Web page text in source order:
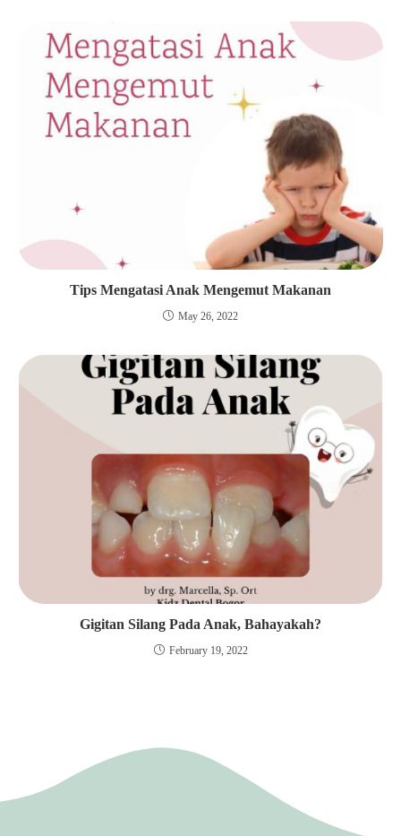
Tips Mengatasi Anak Mengemut Makanan
May 26, 2022
Gigitan Silang Pada Anak, Bahayakah?
February 19, 2022